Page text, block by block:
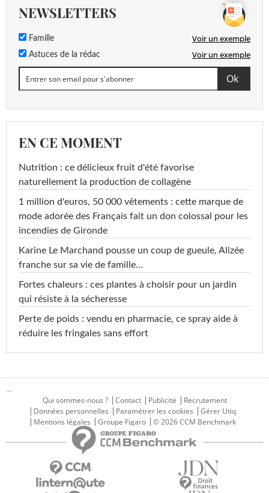
NEWSLETTERS
Famille Voir un exemple
Astuces de la rédac Voir un exemple
EN CE MOMENT
Nutrition : ce délicieux fruit d'été favorise
naturellement la production de collagène
1 million d'euros, 50 000 vêtements : cette marque de
mode adorée des Français fait un don colossal pour les
incendies de Gironde
Karine Le Marchand pousse un coup de gueule, Alizée
franche sur sa vie de famille...
Fortes chaleurs : ces plantes à choisir pour un jardin
qui résiste à la sécheresse
Perte de poids : vendu en pharmacie, ce spray aide à
réduire les fringales sans effort
...
Qui sommes-nous ?
Contact Publicité
Recrutement
Données personnelles
Paramétrer les cookies
Gérer Utiq
Mentions légales
Groupe Figaro © 2026 CCM Benchmark